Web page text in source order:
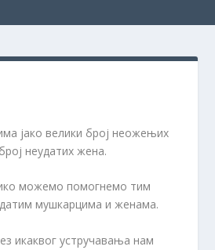
јако велики број неожењих
неудатих жена.
можемо помогнемо тим
мушкарцима и женама.
икаквог устручавања нам